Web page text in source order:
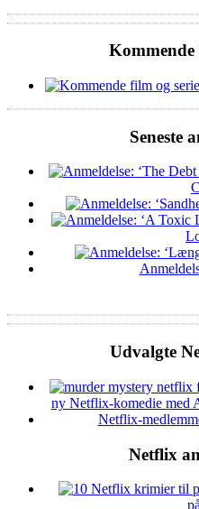
Seneste
Udvalgte
ny Netflix-komedie med
Netflix-
Netflix